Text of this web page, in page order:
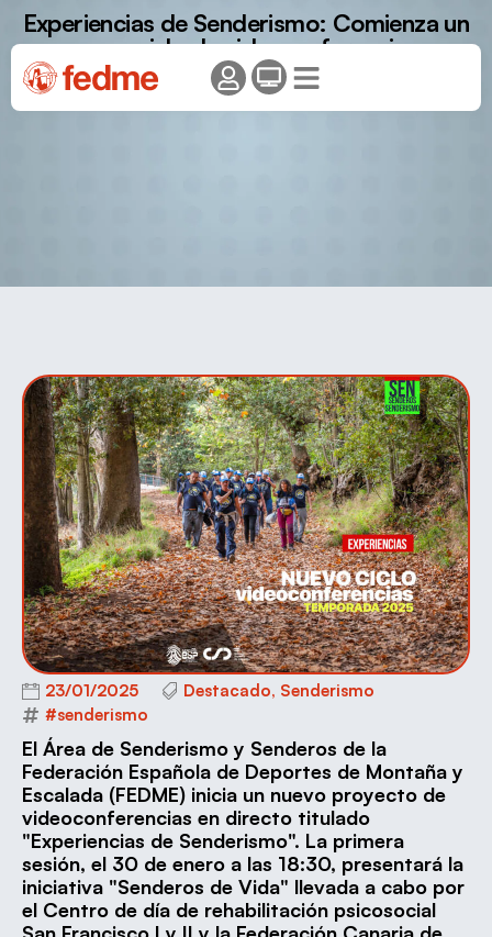
Experiencias de Senderismo: Comienza un
nuevo ciclo de videoconferencias.
23/01/2025 Destacado, Senderismo
#senderismo
El Área de Senderismo y Senderos de la
Federación Española de Deportes de Montaña y
Escalada (FEDME) inicia un nuevo proyecto de
videoconferencias en directo titulado
"Experiencias de Senderismo". La primera
sesión, el 30 de enero a las 18:30, presentará la
iniciativa "Senderos de Vida" llevada a cabo por
el Centro de día de rehabilitación psicosocial
San Francisco I y II y la Federación Canaria de